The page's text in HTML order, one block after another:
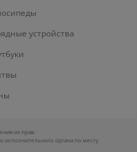
устройства
их прав:
исполнительного органа по месту